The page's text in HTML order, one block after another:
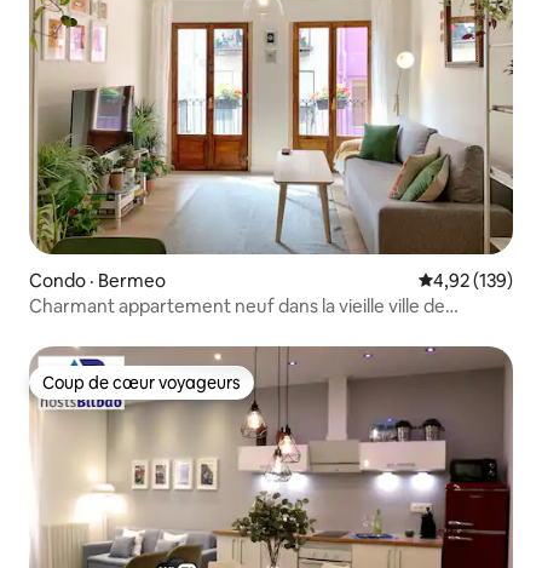
Condo · Bermeo Note
4,92 (139)
Charmant appartement neuf dans la vieille ville de
Coup de cœur voyageurs
Coup de cœur voyageurs